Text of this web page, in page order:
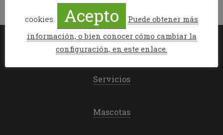
Mi reserva
Servicios
Mascotas
cookies. Acepto
Puede obtener más
información, o bien conocer cómo cambiar la
configuración, en este enlace.